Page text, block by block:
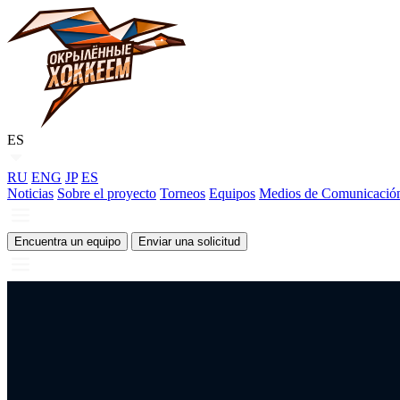
ES
RU ENG JP ES
Noticias Sobre el proyecto Torneos Equipos Medios de
Encuentra un equipo Enviar una solicitud